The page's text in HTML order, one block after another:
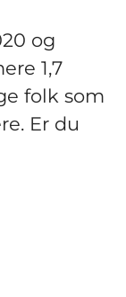
og
1,7
folk som
Er du